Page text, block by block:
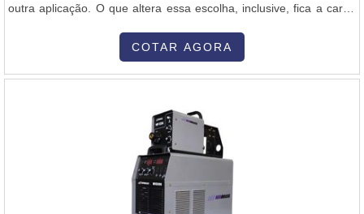
outra aplicação. O que altera essa escolha, inclusive, fica a cargo
campo prático. Sendo assim, a máquina solda mig com gás pode
COTAR AGORA